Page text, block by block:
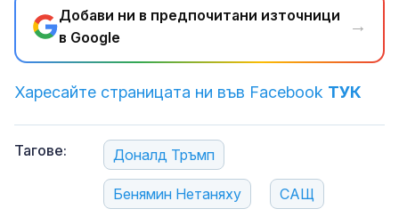
Добави ни в предпочитани източници
в Google
→
Харесайте страницата ни във Facebook ТУК
Тагове: Доналд Тръмп
Бенямин Нетаняху САЩ